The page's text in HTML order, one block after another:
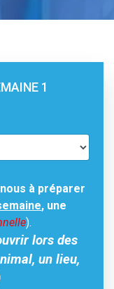
1
à préparer
, une
).
lors des
un lieu,